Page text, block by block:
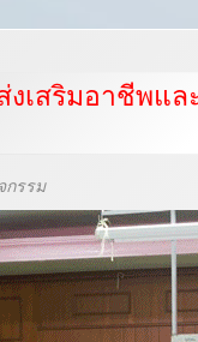
งเสริมอาชีพ
กรรม